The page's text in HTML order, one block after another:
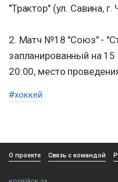
"Трактор" (ул. Савина, г.
2. Матч №18 "Союз" -
запланированный на 15
20:00, место
#хоккей
О проекте Связь с командой